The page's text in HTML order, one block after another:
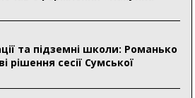
та підземні школи: Романько
рішення сесії Сумської